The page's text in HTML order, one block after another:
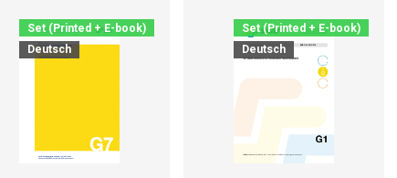
Set (Printed + E-book)
Deutsch
Set (Printed + E-book)
Deutsch